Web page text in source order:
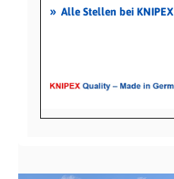
» Alle Stellen bei KNIPEX